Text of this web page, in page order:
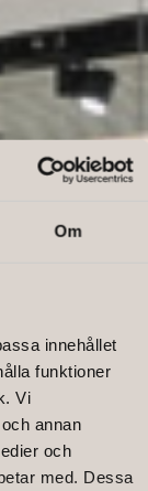
Om
innehållet
funktioner
Vi
annan
och
med. Dessa